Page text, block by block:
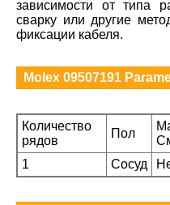
зависимости от типа
сварку или другие
фиксации кабеля.
Molex 09507191
Количество
рядов
Пол
1 Сосуд